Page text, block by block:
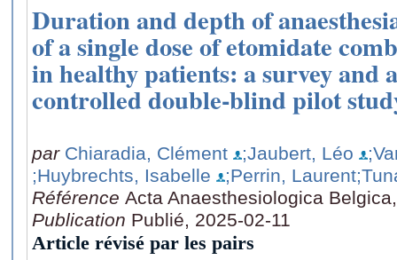
Duration and depth of
of a single dose of etomidate
in healthy patients: a survey and
controlled double-blind pilot
par Chiaradia, Clément ;Jaubert, Léo
;Huybrechts, Isabelle
;Perrin, Laurent
Référence Acta Anaesthesiologica
Publication Publié, 2025-02-11
Article révisé par les pairs